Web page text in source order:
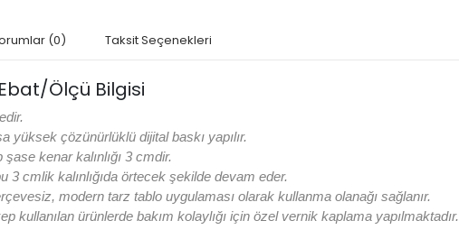
(0) Taksit Seçenekleri
Ölçü Bilgisi
yüksek çözünürlüklü dijital baskı yapılır.
kenar kalınlığı 3 cmdir.
3 cmlik kalınlığıda örtecek şekilde devam eder.
modern tarz tablo uygulaması olarak kullanma olanağı sağlanır.
kullanılan ürünlerde bakım kolaylığı için özel vernik kaplama yapılmaktadır.